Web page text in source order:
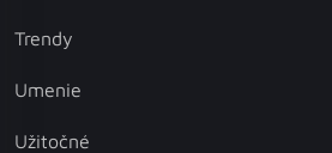
Trendy
Umenie
Užitočné